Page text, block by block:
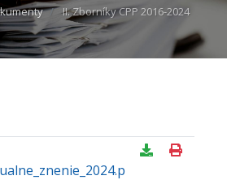
II. Zborníky CPP 2016-2024